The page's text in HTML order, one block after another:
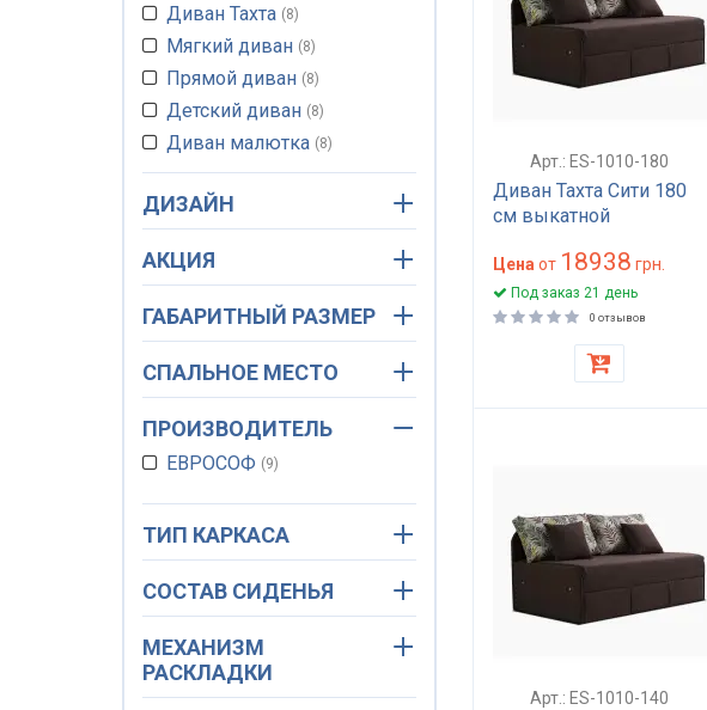
Арт.: ES-1010-180
Диван Тахта Сити 180
см выкатной
Цена от 18938 грн.
Под заказ 21 день
0 отзывов
Арт.: ES-1010-140
Диван Тахта 8
Мягкий диван 8
Прямой диван 8
Детский диван 8
Диван малютка 8
Спальный диван 8
Ортопедический
Диван двуспальный
Для ежедневного сна
Диван малогабаритный
ДИЗАЙН
АКЦИЯ
ГАБАРИТНЫЙ РАЗМЕР
СПАЛЬНОЕ МЕСТО
ПРОИЗВОДИТЕЛЬ
ЕВРОСОФ 9
ТИП КАРКАСА
СОСТАВ СИДЕНЬЯ
МЕХАНИЗМ
РАСКЛАДКИ